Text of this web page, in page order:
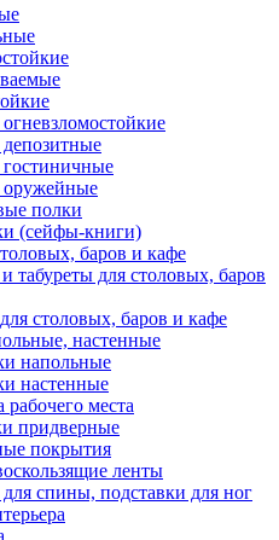
полки
(сейфы-книги)
баров и кафе
табуреты для столовых, баров
столовых, баров и кафе
настенные
напольные
настенные
места
придверные
покрытия
ленты
спины, подставки для ног